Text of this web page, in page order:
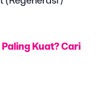
Paling Kuat? Cari